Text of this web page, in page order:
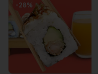
-28%